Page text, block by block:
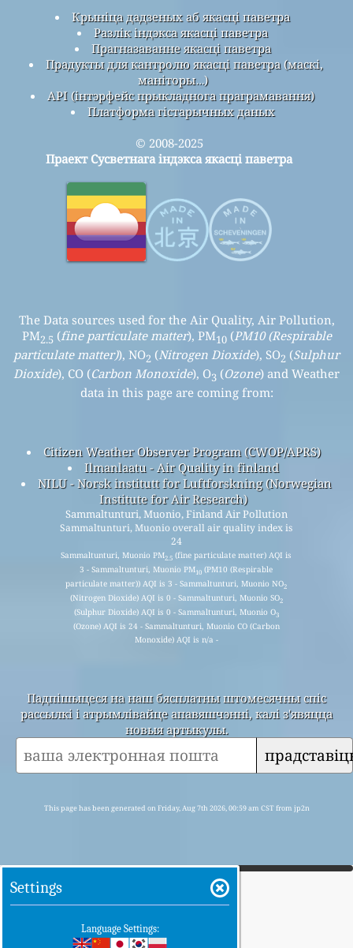
Крыніца дадзеных аб якасці паветра
Разлік індэкса якасці паветра
Прагназаванне якасці паветра
Прадукты для кантролю якасці паветра (маскі,
маніторы…)
API (інтэрфейс прыкладнога праграмавання)
Платформа гістарычных даных
© 2008-2025
Праект Сусветнага індэкса якасці паветра
The Data sources used for the Air Quality, Air Pollution,
PM2.5 (fine particulate matter), PM10(PM10 (Respirable
particulate matter)), NO2 (Nitrogen Dioxide), SO2 (Sulphur
Dioxide), CO (Carbon Monoxide), O3 (Ozone) and Weather
data in this page are coming from:
Citizen Weather Observer Program (CWOP/APRS)
Ilmanlaatu - Air Quality in finland
NILU - Norsk institutt for Luftforskning (Norwegian
Institute for Air Research)
Sammaltunturi, Muonio, Finland Air Pollution
Sammaltunturi, Muonio overall air quality index is
24
Sammaltunturi, Muonio PM2.5 (fine particulate matter) AQI is
3 - Sammaltunturi, Muonio PM10 (PM10 (Respirable
particulate matter)) AQI is 3 - Sammaltunturi, Muonio NO2
(Nitrogen Dioxide) AQI is 0 - Sammaltunturi, Muonio SO2
(Sulphur Dioxide) AQI is 0 - Sammaltunturi, Muonio O3
(Ozone) AQI is 24 - Sammaltunturi, Muonio CO (Carbon
Monoxide) AQI is n/a -
Падпішыцеся на наш бясплатны штомесячны спіс
рассылкі і атрымлівайце апавяшчэнні, калі з'явяцца
новыя артыкулы.
This page has been generated on Friday, Aug 7th 2026, 00:59 am CST from jp2n
Settings
Language Settings: